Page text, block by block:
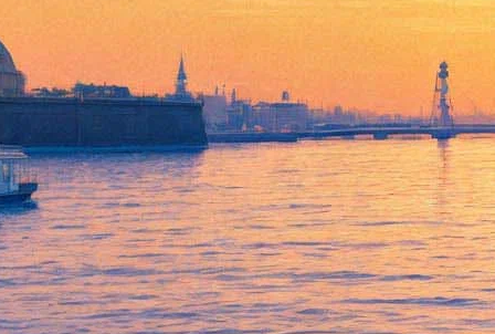
На Дворцовой площади полным ходом идет монтаж
сценических конструкций самого крупного петербургского
open-air оперного и балетного искусства «Классика на
Дворцовой». Организаторы праздника, творческий бренд
Dance Open, помимо блистательного состава звезд первой
величины, обещают зрелищное шоу.
Режиссерская идея превратить каждый номер в отдельный
мини-спектакль с особой атмосферой, танцем, костюмами,
подходящими под характер произведения, харизму певца и
сюжет, — каждый раз «звучит» по-новому. Но, когда в 2017